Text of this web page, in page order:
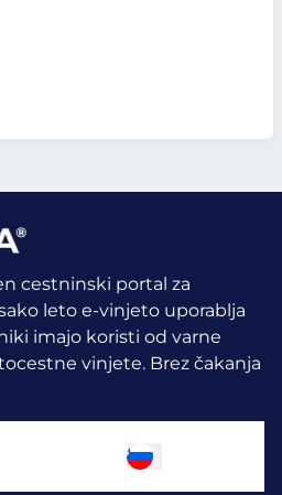
cestninski portal za
leto e-vinjeto uporablja
imajo koristi od varne
vinjete. Brez čakanja